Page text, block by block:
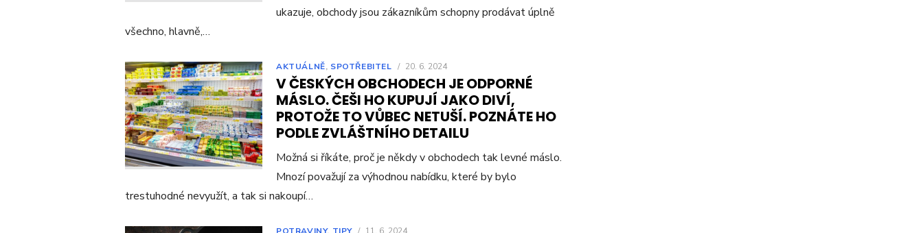
ukazuje, obchody jsou zákazníkům schopny prodávat úplně
všechno, hlavně,…
AKTUÁLNĚ, SPOTŘEBITEL / 20. 6. 2024
V ČESKÝCH OBCHODECH JE ODPORNÉ
MÁSLO. ČEŠI HO KUPUJÍ JAKO DIVÍ,
PROTOŽE TO VŮBEC NETUŠÍ. POZNÁTE HO
PODLE ZVLÁŠTNÍHO DETAILU
Možná si říkáte, proč je někdy v obchodech tak levné máslo.
Mnozí považují za výhodnou nabídku, které by bylo
trestuhodné nevyužít, a tak si nakoupí…
POTRAVINY, TIPY / 11. 6. 2024